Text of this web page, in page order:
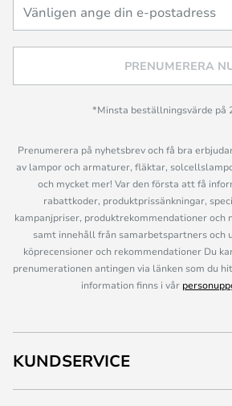
PRENUMERERA
*Minsta beställningsvärde på
Prenumerera på nyhetsbrev och få bra
av lampor och armaturer, fläktar,
och mycket mer! Var den första att få
rabattkoder, produktprissänkningar,
kampanjpriser, produktrekommendationer och
samt innehåll från samarbetspartners och
köprecensioner och rekommendationer Du
prenumerationen antingen via länken som du
information finns i vår
KUNDSERVICE